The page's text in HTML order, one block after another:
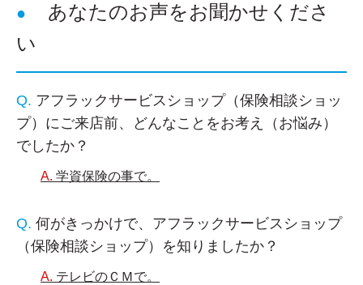
あなたのお声をお聞かせくださ
い
アフラックサービスショップ（保険相談ショッ
プ）にご来店前、どんなことをお考え（お悩み）
でしたか？
学資保険の事で。
何がきっかけで、アフラックサービスショップ
（保険相談ショップ）を知りましたか？
テレビのＣＭで。